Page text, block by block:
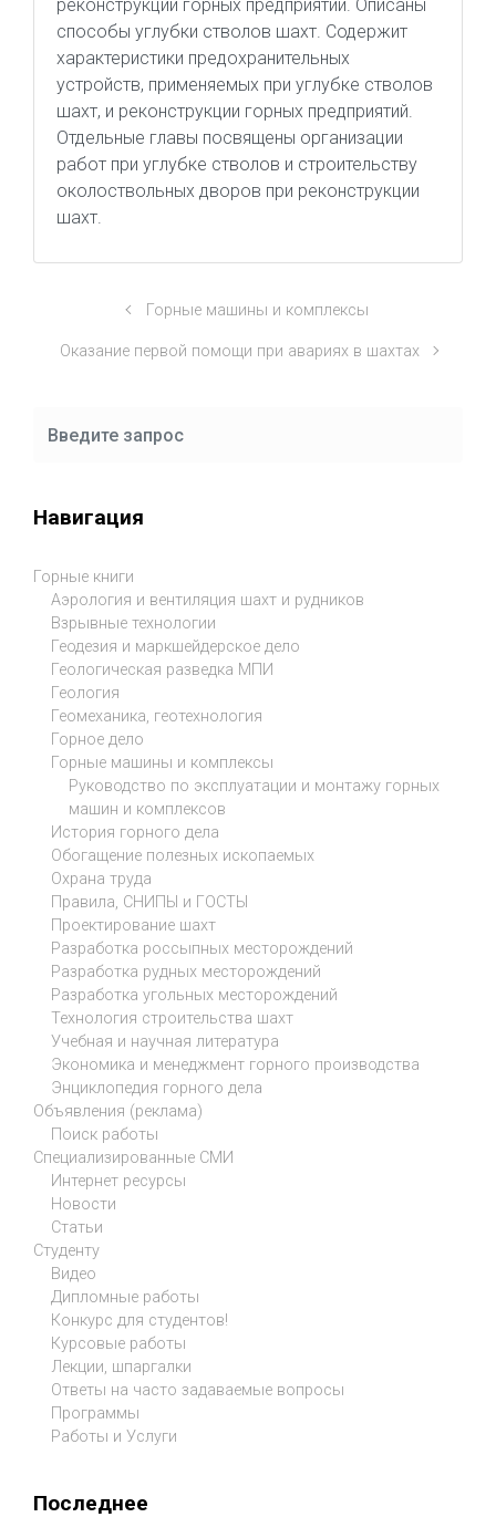
реконструкции горных предприятий. Описаны
способы углубки стволов шахт. Содержит
характеристики предохранительных
устройств, применяемых при углубке стволов
шахт, и реконструкции горных предприятий.
Отдельные главы посвящены организации
работ при углубке стволов и строительству
околоствольных дворов при реконструкции
шахт.
Горные машины и комплексы
Оказание первой помощи при авариях в шахтах
Навигация
Горные книги
Аэрология и вентиляция шахт и рудников
Взрывные технологии
Геодезия и маркшейдерское дело
Геологическая разведка МПИ
Геология
Геомеханика, геотехнология
Горное дело
Горные машины и комплексы
Руководство по эксплуатации и монтажу горных
машин и комплексов
История горного дела
Обогащение полезных ископаемых
Охрана труда
Правила, СНИПЫ и ГОСТЫ
Проектирование шахт
Разработка россыпных месторождений
Разработка рудных месторождений
Разработка угольных месторождений
Технология строительства шахт
Учебная и научная литература
Экономика и менеджмент горного производства
Энциклопедия горного дела
Объявления (реклама)
Поиск работы
Специализированные СМИ
Интернет ресурсы
Новости
Статьи
Студенту
Видео
Дипломные работы
Конкурс для студентов!
Курсовые работы
Лекции, шпаргалки
Ответы на часто задаваемые вопросы
Программы
Работы и Услуги
Последнее